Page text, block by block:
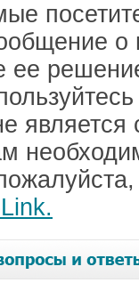
о
ее
является